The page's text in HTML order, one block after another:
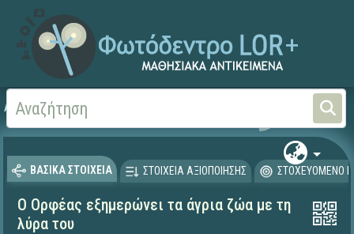
Αρχική ΦΟΡΕΙΣ ΚΑΙ ΠΑΝΕΠΙΣΤΗΜΙΑ
ΒΑΣΙΚΑ ΣΤΟΙΧΕΙΑ ΣΤΟΙΧΕΙΑ ΑΞΙΟΠΟΙΗΣΗΣ ΣΤΟΧΕΥΟΜΕΝΟ
Ο Ορφέας εξημερώνει τα άγρια ζώα με τη
λύρα του